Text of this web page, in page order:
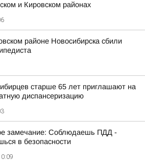
и Кировском районах
районе Новосибирска сбили
старше 65 лет приглашают на
диспансеризацию
замечание: Соблюдаешь ПДД -
в безопасности